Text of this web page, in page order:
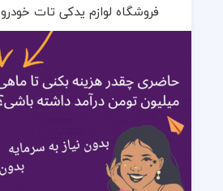
فروشگاه لوازم یدکی تات خودرو